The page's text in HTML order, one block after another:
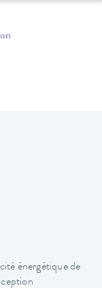
énergétique de